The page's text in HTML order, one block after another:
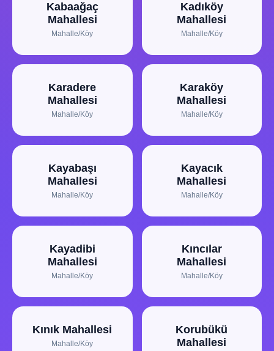
Kabaağaç
Mahallesi
Mahalle/Köy
Kadıköy
Mahallesi
Mahalle/Köy
Karadere
Mahallesi
Mahalle/Köy
Karaköy
Mahallesi
Mahalle/Köy
Kayabaşı
Mahallesi
Mahalle/Köy
Kayacık
Mahallesi
Mahalle/Köy
Kayadibi
Mahallesi
Mahalle/Köy
Kıncılar
Mahallesi
Mahalle/Köy
Kınık Mahallesi
Mahalle/Köy
Korubükü
Mahallesi